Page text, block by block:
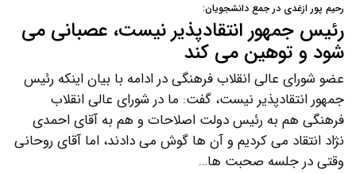
رحیم پور ازغدی در جمع دانشجویان:
رئیس جمهور انتقادپذیر نیست، عصبانی می
شود و توهین می کند
عضو شورای عالی انقلاب فرهنگی در ادامه با بیان اینکه رئیس
جمهور انتقادپذیر نیست، گفت: ما در شورای عالی انقلاب
فرهنگی هم به رئیس دولت اصلاحات و هم به آقای احمدی
نژاد انتقاد می کردیم و آن ها گوش می دادند، اما آقای روحانی
وقتی در جلسه صحبت ها…